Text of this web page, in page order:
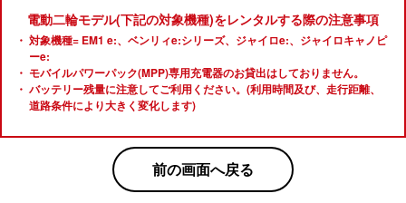
電動二輪モデル(下記の対象機種)をレンタルする際の注意事項
対象機種= EM1 e:、ベンリィe:シリーズ、ジャイロe:、ジャイロキャノピ
ーe:
モバイルパワーパック(MPP)専用充電器のお貸出はしておりません。
バッテリー残量に注意してご利用ください。(利用時間及び、走行距離、
道路条件により大きく変化します)
前の画面へ戻る